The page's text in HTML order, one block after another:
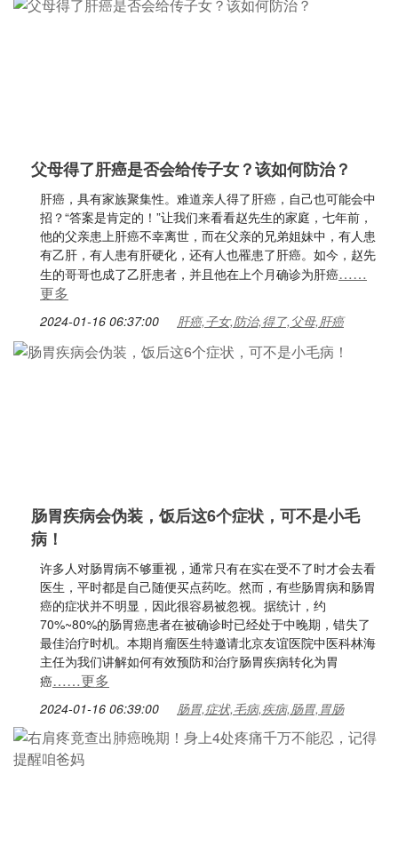
父母得了肝癌是否会给传子女？该如何防治？
肝癌，具有家族聚集性。难道亲人得了肝癌，自己也可能会中
招？“答案是肯定的！”让我们来看看赵先生的家庭，七年前，
他的父亲患上肝癌不幸离世，而在父亲的兄弟姐妹中，有人患
有乙肝，有人患有肝硬化，还有人也罹患了肝癌。如今，赵先
生的哥哥也成了乙肝患者，并且他在上个月确诊为肝癌……
更多
2024-01-16 06:37:00 肝癌,子女,防治,得了,父母,肝癌
肠胃疾病会伪装，饭后这6个症状，可不是小毛
病！
许多人对肠胃病不够重视，通常只有在实在受不了时才会去看
医生，平时都是自己随便买点药吃。然而，有些肠胃病和肠胃
癌的症状并不明显，因此很容易被忽视。据统计，约
70%~80%的肠胃癌患者在被确诊时已经处于中晚期，错失了
最佳治疗时机。本期肖瘤医生特邀请北京友谊医院中医科林海
主任为我们讲解如何有效预防和治疗肠胃疾病转化为胃
癌……更多
2024-01-16 06:39:00 肠胃,症状,毛病,疾病,肠胃,胃肠